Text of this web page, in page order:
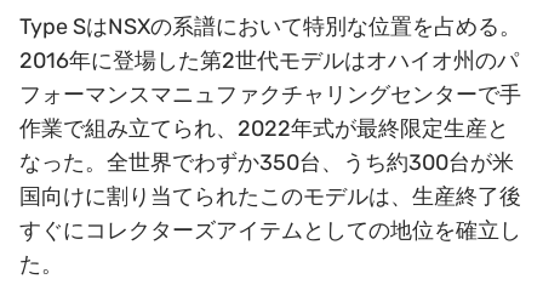
Type SはNSXの系譜において特別な位置を占める。
2016年に登場した第2世代モデルはオハイオ州のパ
フォーマンスマニュファクチャリングセンターで手
作業で組み立てられ、2022年式が最終限定生産と
なった。全世界でわずか350台、うち約300台が米
国向けに割り当てられたこのモデルは、生産終了後
すぐにコレクターズアイテムとしての地位を確立し
た。